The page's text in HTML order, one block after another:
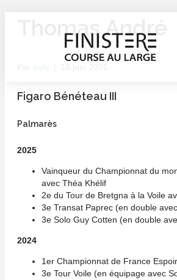
Thomas André
pole
Figaro Bénéteau III
Palmarès
2025
Vainqueur du Championnat du
avec Théa Khélif
2e du Tour de Bretgna à la Voile
3e Transat Paprec (en double
3e Solo Guy Cotten (en double
2024
1er Championnat de France
3e Tour Voile (en équipage avec